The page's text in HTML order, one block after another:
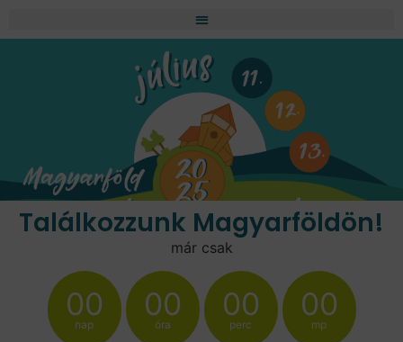
Találkozzunk Magyarföldön!
már csak
00
nap
00
óra
00
perc
00
mp